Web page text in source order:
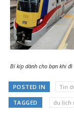
Bí kíp dành cho bạn khi
POSTED IN Tin
TAGGED du lịch